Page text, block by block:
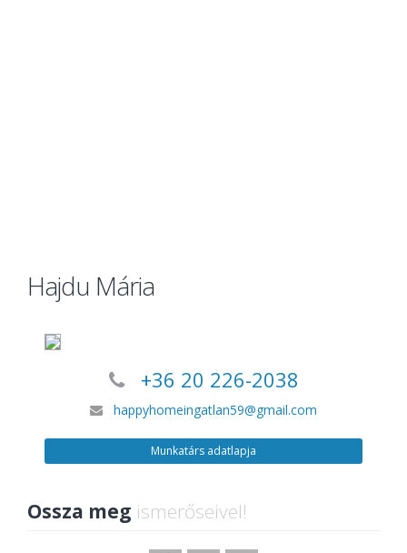
Hajdu Mária
+36 20 226-2038
happyhomeingatlan59@gmail.com
Munkatárs adatlapja
Ossza meg ismerőseivel!